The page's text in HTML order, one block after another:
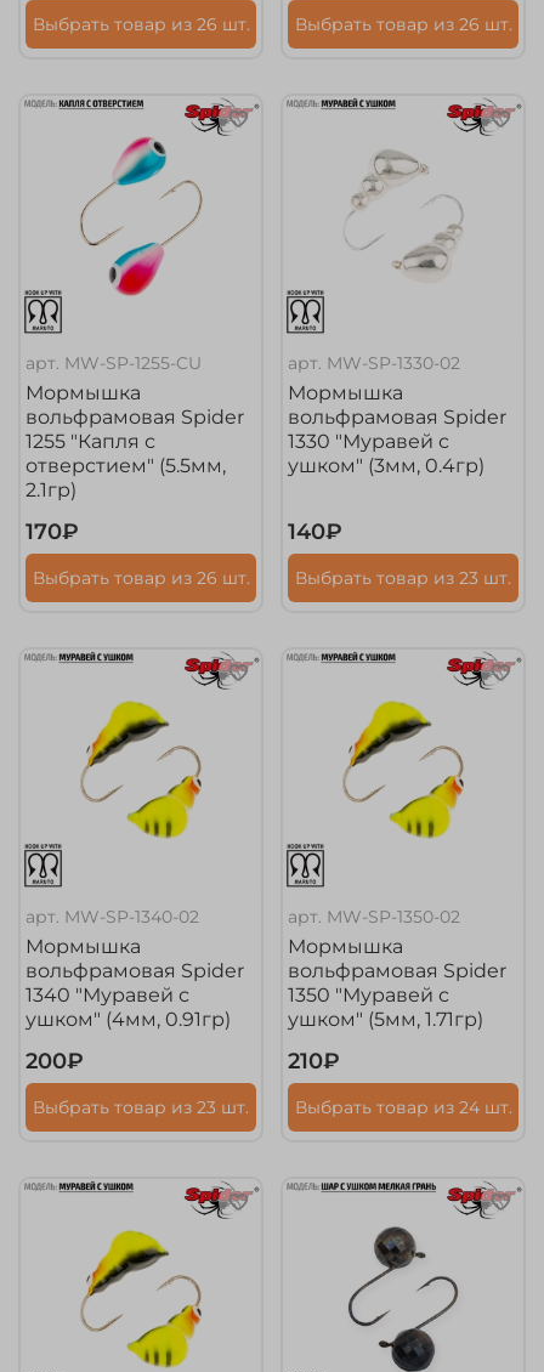
Выбрать товар из 26 шт. Выбрать товар из 26 шт.
арт. MW-SP-1255-CU
Мормышка
вольфрамовая Spider
1255 "Капля с
отверстием" (5.5мм,
2.1гр)
170₽
Выбрать товар из 26 шт.
арт. MW-SP-1330-02
Мормышка
вольфрамовая Spider
1330 "Муравей с
ушком" (3мм, 0.4гр)
140₽
Выбрать товар из 23 шт.
арт. MW-SP-1340-02
Мормышка
вольфрамовая Spider
1340 "Муравей с
ушком" (4мм, 0.91гр)
200₽
Выбрать товар из 23 шт.
арт. MW-SP-1350-02
Мормышка
вольфрамовая Spider
1350 "Муравей с
ушком" (5мм, 1.71гр)
210₽
Выбрать товар из 24 шт.